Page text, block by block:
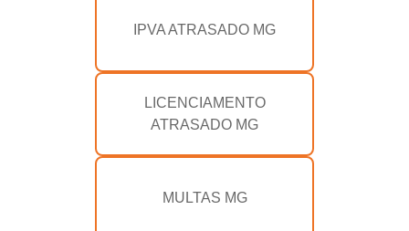
IPVA ATRASADO MG
LICENCIAMENTO
ATRASADO MG
MULTAS MG